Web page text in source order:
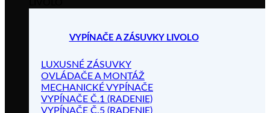
VYPÍNAČE A ZÁSUVKY LIVOLO
LUXUSNÉ ZÁSUVKY
OVLÁDAČE A MONTÁŽ
MECHANICKÉ VYPÍNAČE
VYPÍNAČE Č.1 (RADENIE)
VYPÍNAČE Č.5 (RADENIE)